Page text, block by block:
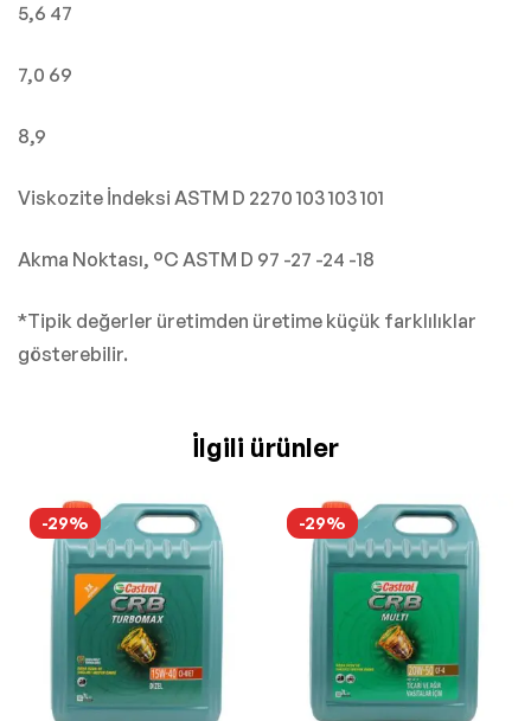
5,6 47
7,0 69
8,9
Viskozite İndeksi ASTM D 2270 103 103 101
Akma Noktası, °C ASTM D 97 -27 -24 -18
*Tipik değerler üretimden üretime küçük farklılıklar
gösterebilir.
İlgili ürünler
-29% -29%